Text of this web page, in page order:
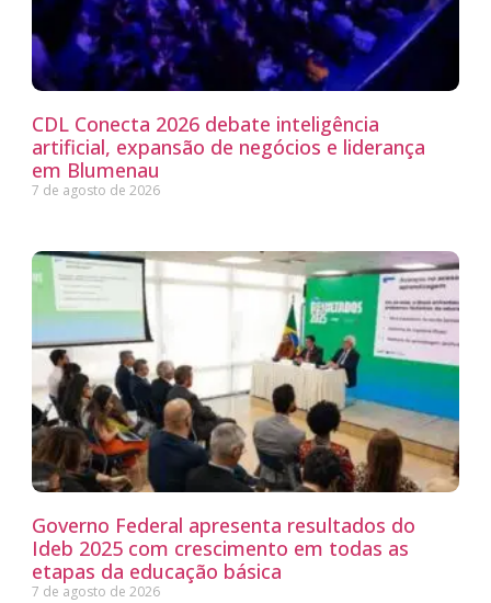
CDL Conecta 2026 debate inteligência
artificial, expansão de negócios e liderança
em Blumenau
7 de agosto de 2026
Governo Federal apresenta resultados do
Ideb 2025 com crescimento em todas as
etapas da educação básica
7 de agosto de 2026